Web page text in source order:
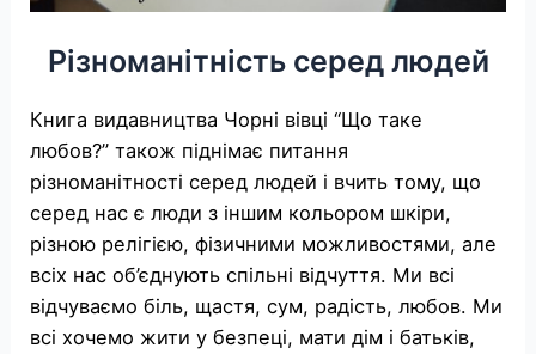
Різноманітність серед людей
Книга видавництва Чорні вівці “Що таке
любов?” також піднімає питання
різноманітності серед людей і вчить тому, що
серед нас є люди з іншим кольором шкіри,
різною релігією, фізичними можливостями, але
всіх нас об’єднують спільні відчуття. Ми всі
відчуваємо біль, щастя, сум, радість, любов. Ми
всі хочемо жити у безпеці, мати дім і батьків,